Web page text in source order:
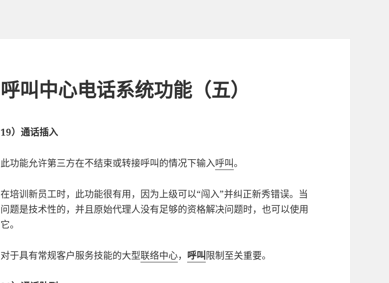
呼叫中心电话系统功能（五）
19）通话插入
此功能允许第三方在不结束或转接呼叫的情况下输入呼叫。
在培训新员工时，此功能很有用，因为上级可以“闯入”并纠正新秀错误。当
问题是技术性的，并且原始代理人没有足够的资格解决问题时，也可以使用
它。
对于具有常规客户服务技能的大型联络中心， 呼叫限制至关重要。